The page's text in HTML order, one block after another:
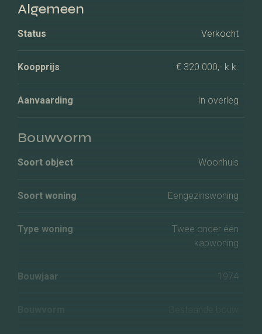
Algemeen
Status Verkocht
Koopprijs € 320.000,- k.k.
Aanvaarding In overleg
Bouwvorm
Soort object Woonhuis
Soort woning Eengezinswoning
Type woning
Twee onder één
kapwoning
Bouwjaar 1974